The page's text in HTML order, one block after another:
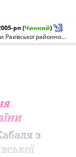
рп (Чинний)
Про звільнення Ю. Кабаля з посади голови Рахівської районної державної адміністрації Закарпатської області
з